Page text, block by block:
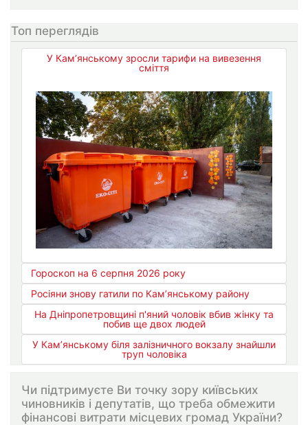
Топ переглядів
У Кам’янському зросли тарифи на вивезення
сміття
Гороскоп на 6 серпня 2026 року
Росіяни знову гатили по Кам’янському району
На Дніпропетровщині п'яний чоловік вбив жінку та
побив ще двох людей
У Кам’янському біля залізничного вокзалу знайшли
труп чоловіка
Чи підтримуєте Ви точку зору київських
чиновників і депутатів, що треба обмежити
фінансові витрати місцевих громад України?